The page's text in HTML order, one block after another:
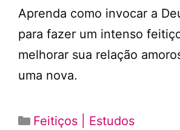
Aprenda como invocar a
para fazer um intenso
melhorar sua relação
uma nova.
Categorias
Feitiços | Estudos